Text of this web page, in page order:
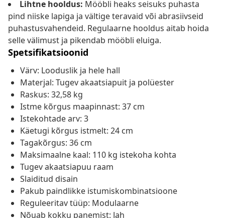
Lihtne hooldus: Mööbli heaks seisuks puhasta
pind niiske lapiga ja vältige teravaid või abrasiivseid
puhastusvahendeid. Regulaarne hooldus aitab hoida
selle välimust ja pikendab mööbli eluiga.
Spetsifikatsioonid
Värv: Looduslik ja hele hall
Materjal: Tugev akaatsiapuit ja polüester
Raskus: 32,58 kg
Istme kõrgus maapinnast: 37 cm
Istekohtade arv: 3
Käetugi kõrgus istmelt: 24 cm
Tagakõrgus: 36 cm
Maksimaalne kaal: 110 kg istekoha kohta
Tugev akaatsiapuu raam
Slaiditud disain
Pakub paindlikke istumiskombinatsioone
Reguleeritav tüüp: Modulaarne
Nõuab kokku panemist: Jah